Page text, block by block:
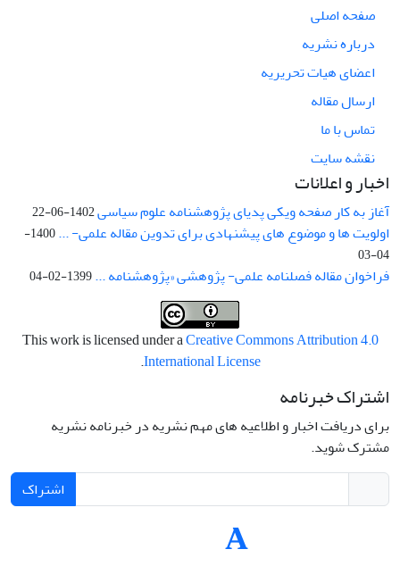
صفحه اصلی
درباره نشریه
اعضای هیات تحریریه
ارسال مقاله
تماس با ما
نقشه سایت
اخبار و اعلانات
آغاز به کار صفحه ویکی پدیای پژوهشنامه علوم سیاسی1402-06-22
اولویت ها و موضوع های پیشنهادی برای تدوین مقاله علمی- ...
1400-
04-03
فراخوان مقاله فصلنامه علمی- پژوهشی «پژوهشنامه ...1399-02-04
This work is licensed under aCreative Commons Attribution 4.0
International License
.
اشتراک خبرنامه
برای دریافت اخبار و اطلاعیه های مهم نشریه در خبرنامه نشریه
مشترک شوید.
اشتراک